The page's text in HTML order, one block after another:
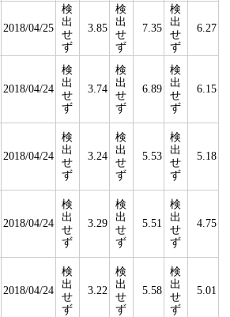
2018/04/25
検
出
せ
ず
3.85
検
出
せ
ず
7.35
検
出
せ
ず
6.27
2018/04/24
検
出
せ
ず
3.74
検
出
せ
ず
6.89
検
出
せ
ず
6.15
2018/04/24
検
出
せ
ず
3.24
検
出
せ
ず
5.53
検
出
せ
ず
5.18
2018/04/24
検
出
せ
ず
3.29
検
出
せ
ず
5.51
検
出
せ
ず
4.75
2018/04/24
検
出
せ
ず
3.22
検
出
せ
ず
5.58
検
出
せ
ず
5.01